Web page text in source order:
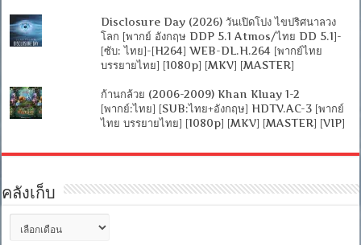
Disclosure Day (2026) วันเปิดโปง ไขปริศนาลวง
โลก [พากย์ อังกฤษ DDP 5.1 Atmos/ไทย DD 5.1]-
[ซับ: ไทย]-[H264] WEB-DL.H.264 [พากย์ไทย
บรรยายไทย] [1080p] [MKV] [MASTER]
ก้านกล้วย (2006-2009) Khan Kluay 1-2
[พากย์:ไทย] [SUB:ไทย+อังกฤษ] HDTV.AC-3 [พากย์
ไทย บรรยายไทย] [1080p] [MKV] [MASTER] [VIP]
คลังเก็บ
เก็บ